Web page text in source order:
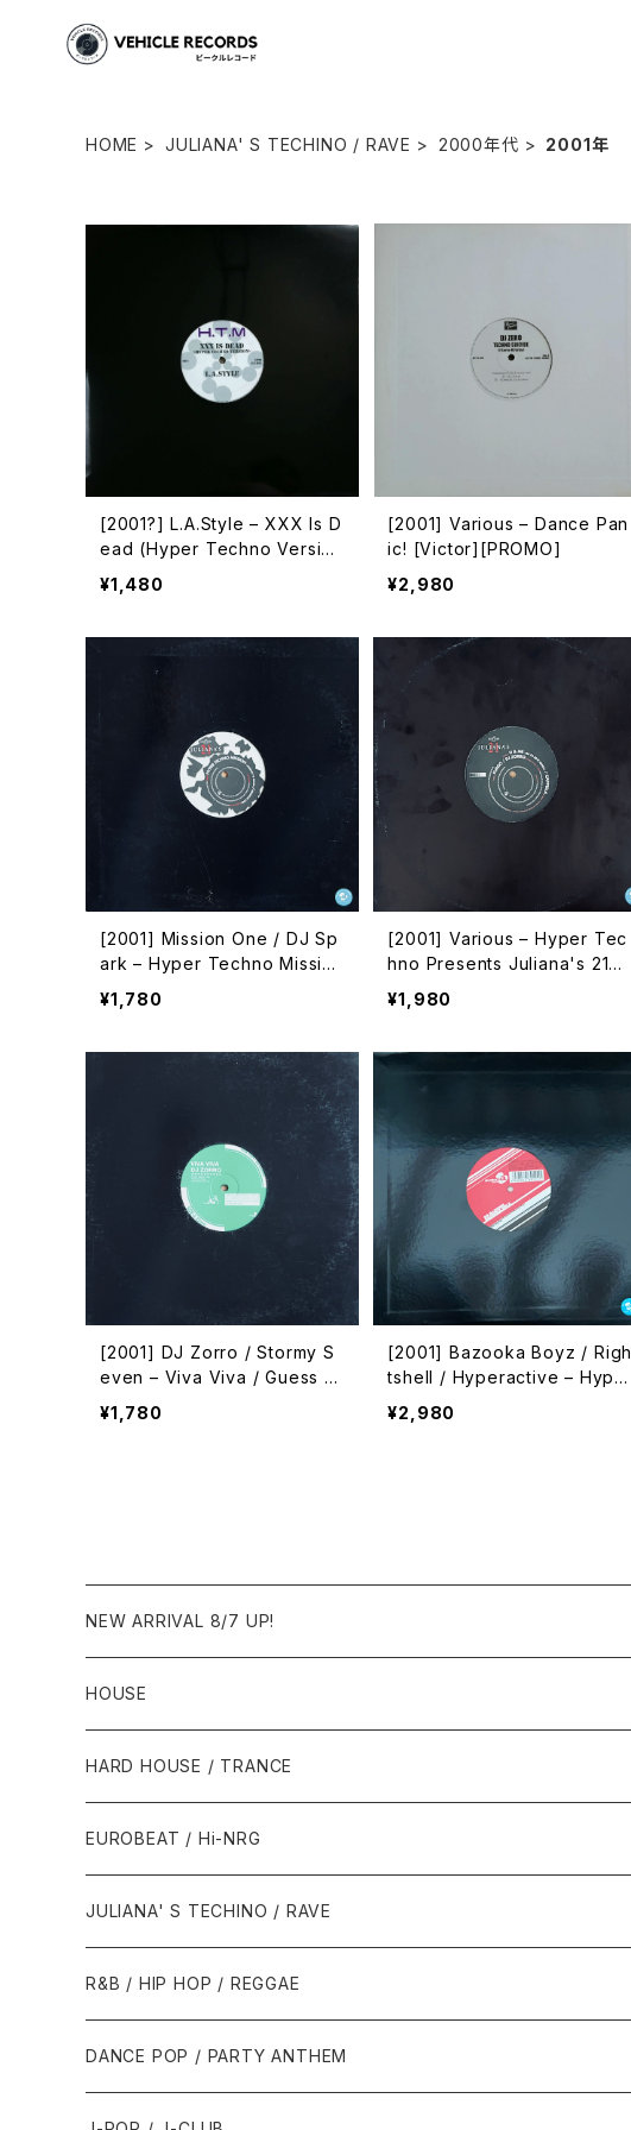
HOME JULIANA' S TECHINO / RAVE 2000年代 2001年
[2001?] L.A.Style – XXX Is D
ead (Hyper Techno Versio
n) [Avex Inc.][PROMO]
¥1,480
[2001] Various – Dance Pan
ic! [Victor][PROMO]
¥2,980
[2001] Mission One / DJ Sp
ark – Hyper Techno Mission
Three Promo [Avex Trax]
¥1,780
[2001] Various – Hyper Tec
hno Presents Juliana's 21
[VEJT-89118][Avex Trax]
¥1,980
[2001] DJ Zorro / Stormy S
even – Viva Viva / Guess W
ho's Back [Avex Trax]
¥1,780
[2001] Bazooka Boyz / Righ
tshell / Hyperactive – Hyper
Techno Mission Three Pro
mo[Avex Trax][PROMO]
¥2,980
NEW ARRIVAL 8/7 UP!
HOUSE
1980年代
1987年・以前
1988年
1990年代
1990年
1991年
2000年代
2000年
2001年
2010年代
2010年
2011年
HARD HOUSE / TRANCE
1990年代
1994年・以前
1995年
2000年代
2000年
2001年
EUROBEAT / Hi-NRG
1980年代
1986年・以前
1987年
1990年代
1990年
1991年
2000年代
JULIANA' S TECHINO / RAVE
1990年代
1990年
1991年
2000年代
2000年
R&B / HIP HOP / REGGAE
1980年代
1985年・以前
DANCE POP / PARTY ANTHEM